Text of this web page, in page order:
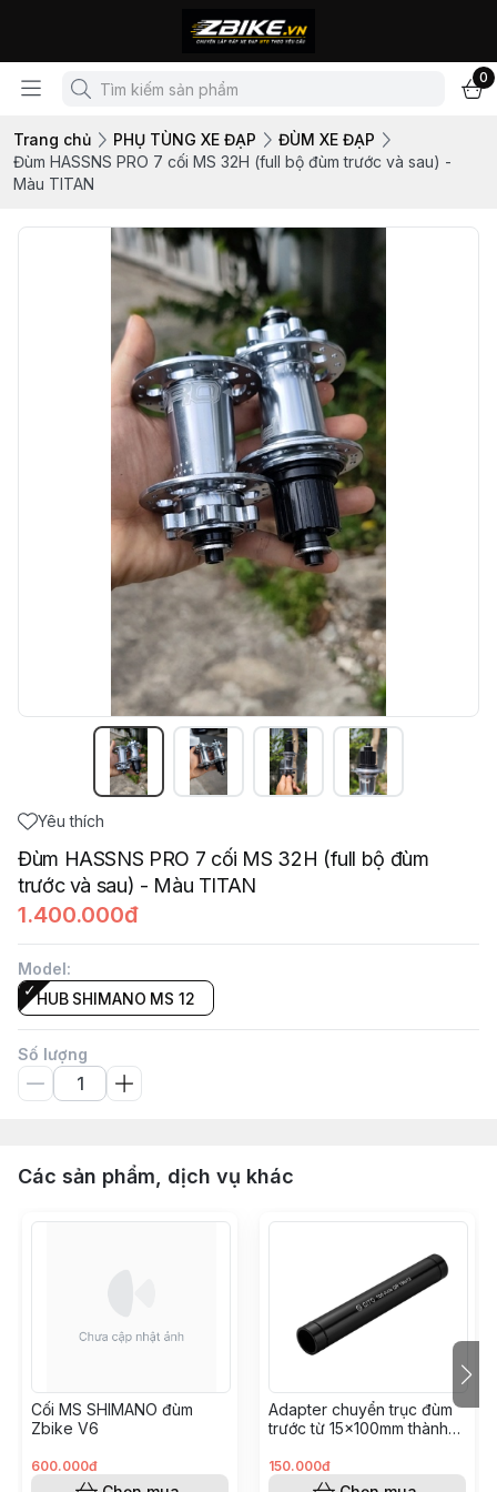
0
Trang chủ PHỤ TÙNG XE ĐẠP
ĐÙM XE ĐẠP
Đùm HASSNS PRO 7 cối MS 32H (full bộ đùm trước và sau) -
Màu TITAN
Yêu thích
Đùm HASSNS PRO 7 cối MS 32H (full bộ đùm
trước và sau) - Màu TITAN
1.400.000đ
Model:
HUB SHIMANO MS 12
Số lượng
Các sản phẩm, dịch vụ khác
Cối MS SHIMANO đùm
Zbike V6
600.000đ
Adapter chuyển trục đùm
trước từ 15x100mm thành
phuộc Gravel, Road)
150.000đ